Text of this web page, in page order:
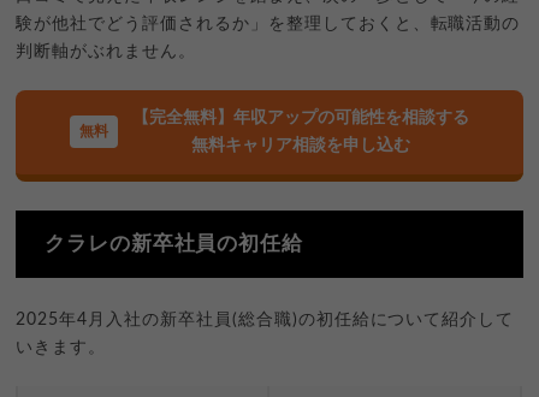
験が他社でどう評価されるか」を整理しておくと、転職活動の
判断軸がぶれません。
【完全無料】年収アップの可能性を相談する
無料キャリア相談を申し込む
クラレの新卒社員の初任給
2025年4月入社の新卒社員(総合職)の初任給について紹介して
いきます。